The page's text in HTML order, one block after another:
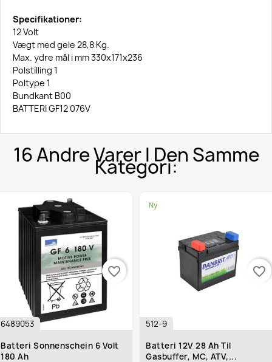
Specifikationer:
12 Volt
Vægt med gele 28,8 Kg.
Max. ydre mål i mm 330x171x236
Polstilling 1
Poltype 1
Bundkant B00
BATTERI GF12 076V
16 Andre Varer I Den Samme
Kategori:
Sonnenschein 6 Volt
Ah
favorite_border
Ny
512-9
Batteri 12V 28 Ah Til
Gasbuffer, MC, ATV,...
favorite_border